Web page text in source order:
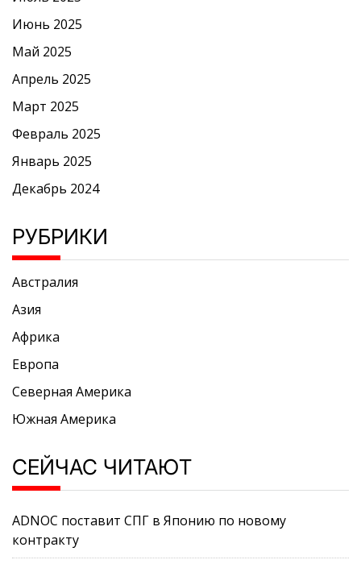
Июнь 2025
Май 2025
Апрель 2025
Март 2025
Февраль 2025
Январь 2025
Декабрь 2024
РУБРИКИ
Австралия
Азия
Африка
Европа
Северная Америка
Южная Америка
СЕЙЧАС ЧИТАЮТ
ADNOC поставит СПГ в Японию по новому
контракту